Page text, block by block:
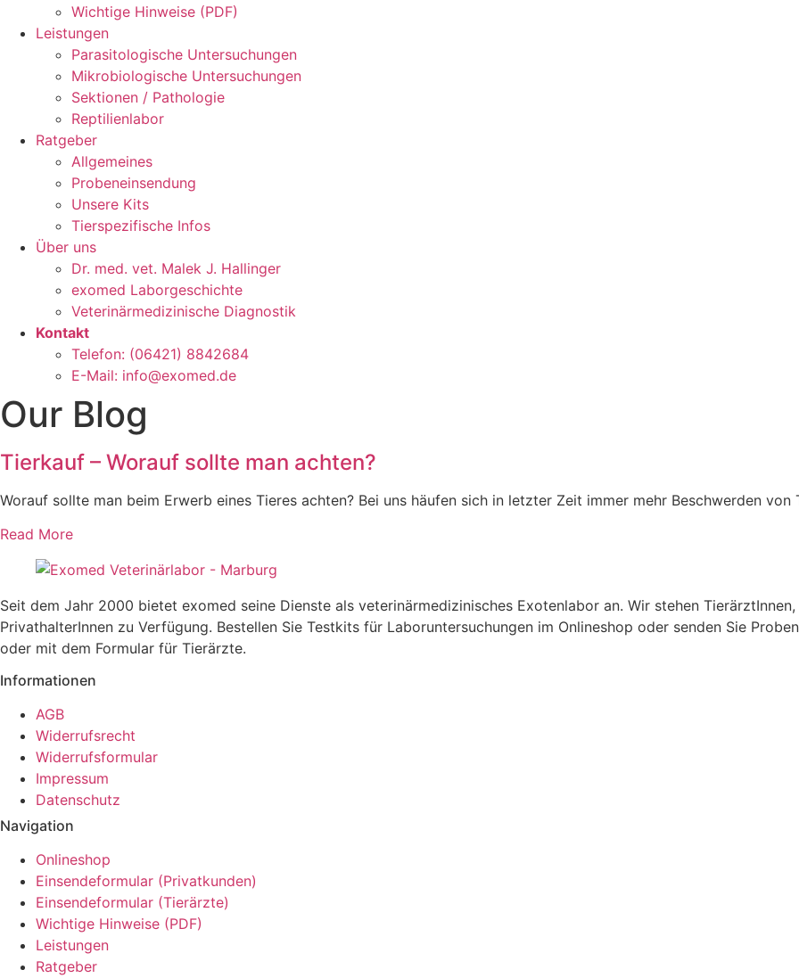
Wichtige Hinweise (PDF)
Leistungen
Parasitologische Untersuchungen
Mikrobiologische Untersuchungen
Sektionen / Pathologie
Reptilienlabor
Ratgeber
Allgemeines
Probeneinsendung
Unsere Kits
Tierspezifische Infos
Über uns
Dr. med. vet. Malek J. Hallinger
exomed Laborgeschichte
Veterinärmedizinische Diagnostik
Kontakt
Telefon: (06421) 8842684
E-Mail: info@exomed.de
Our Blog
Tierkauf – Worauf sollte man achten?
Worauf sollte man beim Erwerb eines Tieres achten? Bei uns häufen sich in letzter Zeit immer mehr Beschwerden von
Read More
Seit dem Jahr 2000 bietet exomed seine Dienste als veterinärmedizinisches Exotenlabor an. Wir stehen
PrivathalterInnen zu Verfügung. Bestellen Sie Testkits für Laboruntersuchungen im Onlineshop oder senden Sie
oder mit dem Formular für Tierärzte.
Informationen
AGB
Widerrufsrecht
Widerrufsformular
Impressum
Datenschutz
Navigation
Onlineshop
Einsendeformular (Privatkunden)
Einsendeformular (Tierärzte)
Wichtige Hinweise (PDF)
Leistungen
Ratgeber